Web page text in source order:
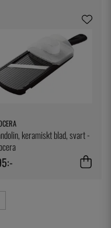
keramiskt blad, svart -